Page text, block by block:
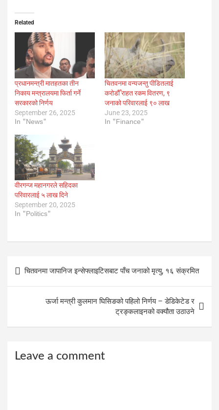
Related
प्रधानमन्त्री मातहतका तीन
निकाय मन्त्रालयमा फिर्ता गर्ने
सरकारको निर्णय
September 26, 2025
In "News"
चितवनमा वन्यजन्तु पीडितलाई
करोडौँ राहत रकम वितरण, ९
जनाको परिवारलाई ९० लाख
June 23, 2025
In "Finance"
वीरगन्ज महानगरले सहिदका
परिवारलाई ५ लाख दिने
September 20, 2025
In "Politics"
चितवनमा जापानिज इन्सेफ्लाइटिसबाट पाँच जनाको मृत्यु, १६ संक्रमित
ऊर्जा मन्त्री कुलमान घिसिङको पहिलो निर्णय – डेडिकेटेड र
ट्रङ्कलाइनको वक्यौता उठाउने
Leave a comment